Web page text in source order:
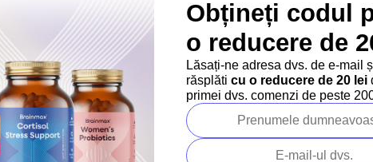
Vitamina noastră C premiumși-
a păstrat culoarea portocalie
tipicăși pe noua etichetă
Design nou
Obțineți codul
o reducere de
Lăsați-ne adresa dvs. de e-mail
răsplăti cu o reducere de 20 lei
primei dvs. comenzi de peste